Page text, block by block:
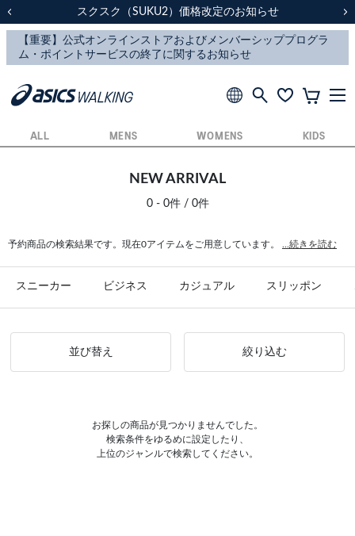
スクスク（SUKU2）価格改定のお知らせ
配送に関するお知らせ
スクスク（SUKU2）価格改定のお知らせ
配送に関するお知らせ
ALL MENS WOMENS KIDS
NEW ARRIVAL
0 - 0件 / 0件
予約商品の検索結果です。現在0アイテムをご用意しています。 ...続きを読む
スニーカー ビジネス カジュアル スリッポン
並び替え 絞り込む
お探しの商品が見つかりませんでした。
検索条件をゆるめに設定したり、
上位のジャンルで検索してください。